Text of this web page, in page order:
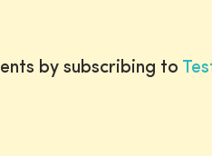
by subscribing to